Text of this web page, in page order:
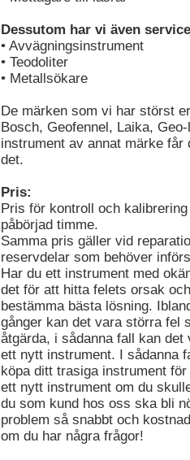
Dessutom har vi även
• Avvägningsinstrument
• Teodoliter
• Metallsökare
De märken som vi har störst
Bosch, Geofennel, Laika,
instrument av annat märke
det.
Pris:
Pris för kontroll och
påbörjad timme.
Samma pris gäller vid
reservdelar som behöver
Har du ett instrument med
det för att hitta felets orsak
bestämma bästa lösning.
gånger kan det vara störra fel
åtgärda, i sådanna fall kan
ett nytt instrument. I sådanna
köpa ditt trasiga instrument
ett nytt instrument om du
du som kund hos oss ska bli
problem så snabbt och
om du har några frågor!